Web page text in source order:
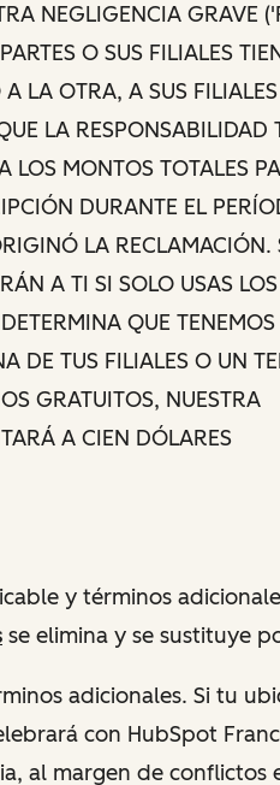
NEGLIGENCIA GRAVE
O SUS FILIALES
LA OTRA, A SUS
LA RESPONSABILIDAD
LOS MONTOS TOTALES
DURANTE EL
LA
A TI SI SOLO USAS
QUE TENEMOS
DE TUS FILIALES O UN
GRATUITOS, NUESTRA
A CIEN DÓLARES
y términos
se elimina y se sustituye
adicionales. Si tu
con HubSpot
al margen de conflictos